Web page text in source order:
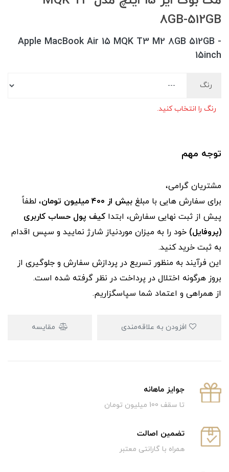
8GB-512GB
Apple MacBook Air 15 MQK T3 M2 8GB 512GB -
15inch
رنگ
رنگ را انتخاب کنید.
توجه مهم
مشتریان گرامی،
برای سفارش‌ هایی با مبلغ بیش از ۴۰۰ میلیون تومان
، لطفاً
پیش از ثبت نهایی سفارش، ابتدا کیف پول حساب کاربری
(پروفایل) خود را به میزان موردنیاز شارژ نمایید و سپس اقدام
به ثبت خرید کنید.
این فرآیند به‌ منظور تسریع در پردازش سفارش و جلوگیری از
بروز هرگونه اختلال در پرداخت در نظر گرفته شده است.
از همراهی و اعتماد شما سپاسگزاریم.
مقایسه
جوایز ماهانه
تا سقف 100 میلیون تومان
تضمین اصالت
همراه با گارانتی معتبر